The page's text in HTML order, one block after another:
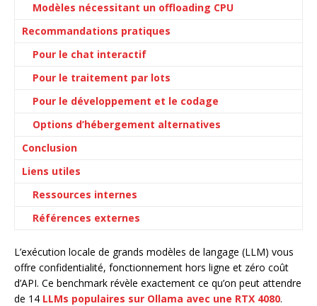
Modèles nécessitant un offloading CPU
Recommandations pratiques
Pour le chat interactif
Pour le traitement par lots
Pour le développement et le codage
Options d’hébergement alternatives
Conclusion
Liens utiles
Ressources internes
Références externes
L’exécution locale de grands modèles de langage (LLM) vous
offre confidentialité, fonctionnement hors ligne et zéro coût
d’API. Ce benchmark révèle exactement ce qu’on peut attendre
de 14 LLMs populaires sur Ollama avec une RTX 4080.